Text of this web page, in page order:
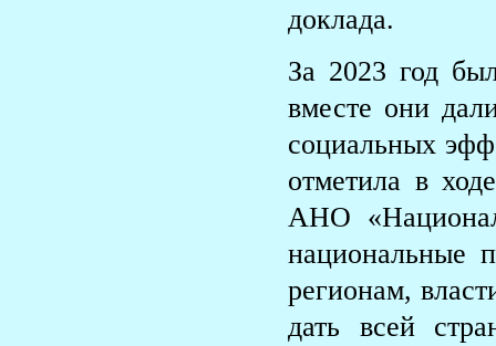
доклада.
За 2023 год
вместе они
социальных
отметила в
АНО
национальные
регионам,
дать всей